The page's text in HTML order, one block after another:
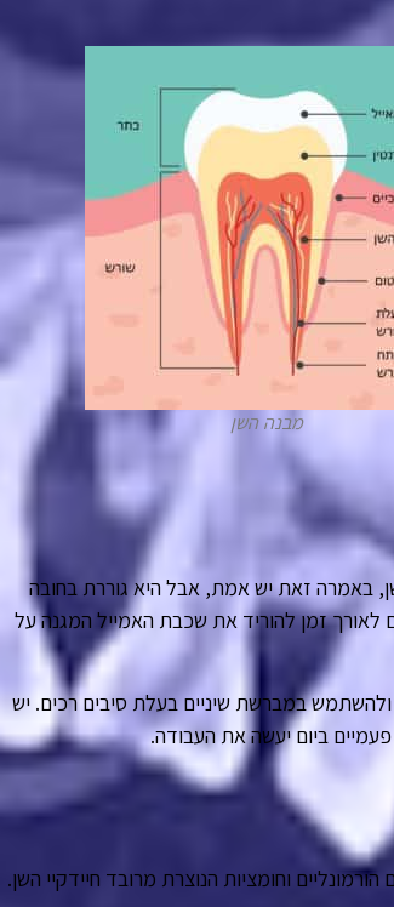
מבנה השן
באמרה זאת יש אמת, אבל היא גוררת בחובה
לאורך זמן להוריד את שכבת האמייל המגנה על
ולהשתמש במברשת שיניים בעלת סיבים רכים. יש
פעמיים ביום יעשה את העבודה.
הורמונליים וחומציות הנוצרת מרובד חיידקיי השן.